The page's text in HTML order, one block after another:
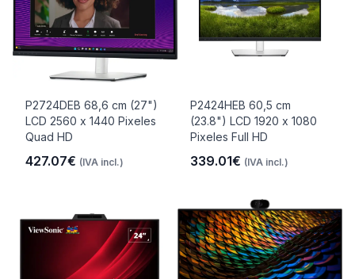
P2724DEB 68,6 cm (27")
LCD 2560 x 1440 Pixeles
Quad HD
427.07€ (IVA incl.)
P2424HEB 60,5 cm
(23.8") LCD 1920 x 1080
Pixeles Full HD
339.01€ (IVA incl.)